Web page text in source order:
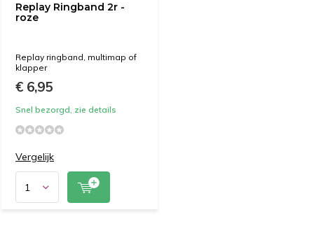
Replay Ringband 2r -
roze
Replay ringband, multimap of
klapper
€ 6,95
Snel bezorgd, zie details
Vergelijk